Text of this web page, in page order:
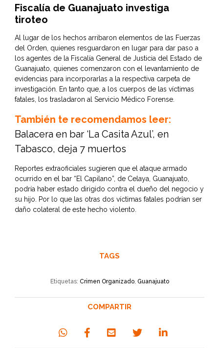
Fiscalía de Guanajuato investiga
tiroteo
Al lugar de los hechos arribaron elementos de las Fuerzas
del Orden, quienes resguardaron en lugar para dar paso a
los agentes de la Fiscalía General de Justicia del Estado de
Guanajuato, quienes comenzaron con el levantamiento de
evidencias para incorporarlas a la respectiva carpeta de
investigación. En tanto que, a los cuerpos de las víctimas
fatales, los trasladaron al Servicio Médico Forense.
También te recomendamos leer:
Balacera en bar ‘La Casita Azul’, en
Tabasco, deja 7 muertos
Reportes extraoficiales sugieren que el ataque armado
ocurrido en el bar “El Capilano”, de Celaya, Guanajuato,
podría haber estado dirigido contra el dueño del negocio y
su hijo. Por lo que las otras dos víctimas fatales podrían ser
daño colateral de este hecho violento.
TAGS
Etiquetas: Crimen Organizado, Guanajuato
COMPARTIR